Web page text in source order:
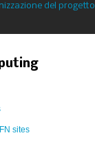
del progetto
sites